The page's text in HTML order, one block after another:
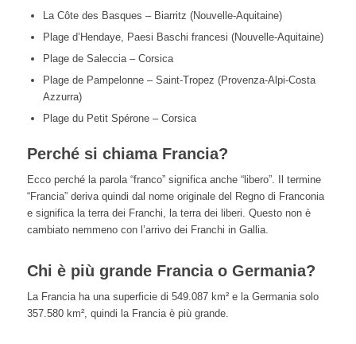
La Côte des Basques – Biarritz (Nouvelle-Aquitaine)
Plage d’Hendaye, Paesi Baschi francesi (Nouvelle-Aquitaine)
Plage de Saleccia – Corsica
Plage de Pampelonne – Saint-Tropez (Provenza-Alpi-Costa
Azzurra)
Plage du Petit Spérone – Corsica
Perché si chiama Francia?
Ecco perché la parola “franco” significa anche “libero”. Il termine
“Francia” deriva quindi dal nome originale del Regno di Franconia
e significa la terra dei Franchi, la terra dei liberi. Questo non è
cambiato nemmeno con l’arrivo dei Franchi in Gallia.
Chi è più grande Francia o Germania?
La Francia ha una superficie di 549.087 km² e la Germania solo
357.580 km², quindi la Francia è più grande.